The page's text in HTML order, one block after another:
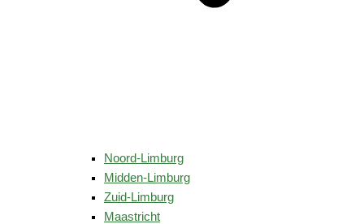
Noord-Limburg
Midden-Limburg
Zuid-Limburg
Maastricht